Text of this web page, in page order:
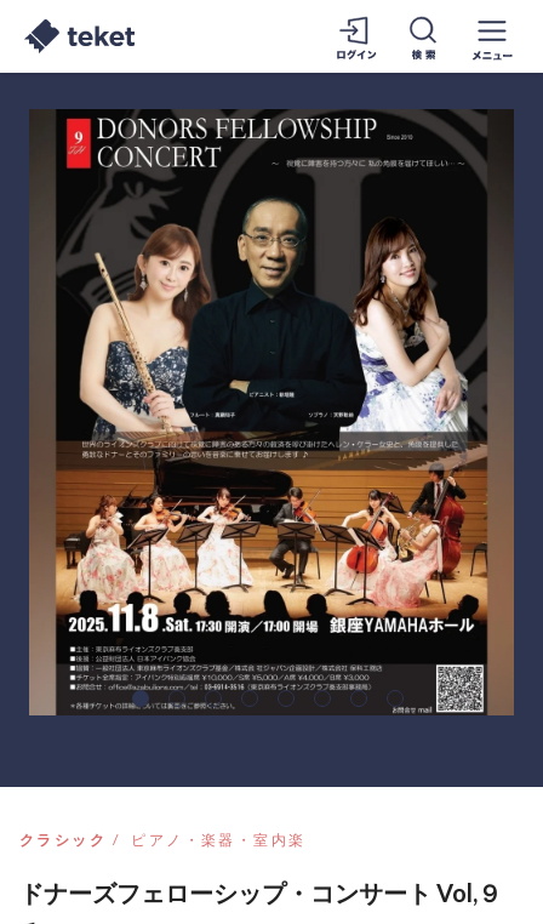
クラシック ピアノ・楽器・室内楽
ドナーズフェローシップ・コンサート Vol,９